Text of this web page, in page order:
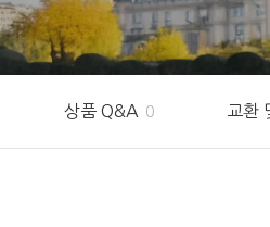
상품 Q&A 0 교환